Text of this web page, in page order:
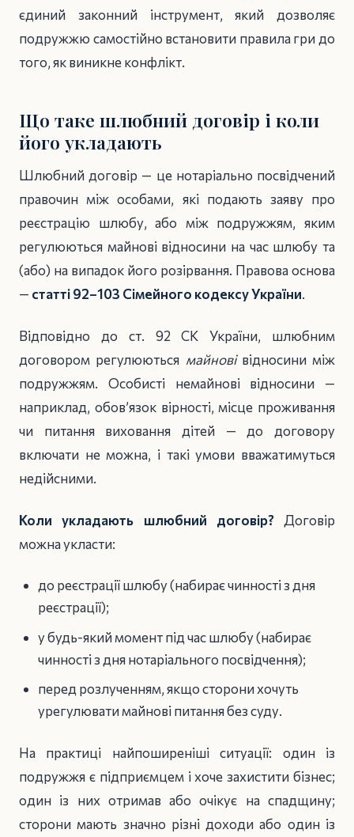
єдиний законний інструмент, який дозволяє
подружжю самостійно встановити правила гри до
того, як виникне конфлікт.
Що таке шлюбний договір і коли
його укладають
Шлюбний договір — це нотаріально посвідчений
правочин між особами, які подають заяву про
реєстрацію шлюбу, або між подружжям, яким
регулюються майнові відносини на час шлюбу та
(або) на випадок його розірвання. Правова основа
— статті 92–103 Сімейного кодексу України.
Відповідно до ст. 92 СК України, шлюбним
договором регулюються майновівідносини між
подружжям. Особисті немайнові відносини —
наприклад, обов’язок вірності, місце проживання
чи питання виховання дітей — до договору
включати не можна, і такі умови вважатимуться
недійсними.
Коли укладають шлюбний договір?Договір
можна укласти:
до реєстрації шлюбу (набирає чинності з дня
реєстрації);
у будь-який момент під час шлюбу (набирає
чинності з дня нотаріального посвідчення);
перед розлученням, якщо сторони хочуть
урегулювати майнові питання без суду.
На практиці найпоширеніші ситуації: один із
подружжя є підприємцем і хоче захистити бізнес;
один із них отримав або очікує на спадщину;
сторони мають значно різні доходи або один із